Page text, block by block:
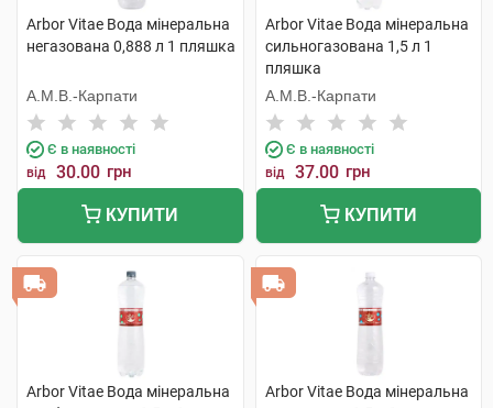
Arbor Vitae Вода мінеральна
негазована 0,888 л 1 пляшка
А.М.В.-Карпати
Є в наявності
від 30.00 грн
КУПИТИ
Arbor Vitae Вода мінеральна
сильногазована 1,5 л 1
пляшка
А.М.В.-Карпати
Є в наявності
від 37.00 грн
КУПИТИ
Arbor Vitae Вода мінеральна
Arbor Vitae Вода мінеральна